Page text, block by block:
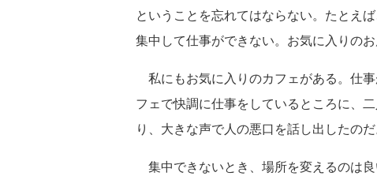
ということを忘れてはならない。たとえ
集中して仕事ができない。お気に入りの
私にもお気に入りのカフェがある。仕
フェで快調に仕事をしているところに、
り、大きな声で人の悪口を話し出したの
集中できないとき、場所を変えるのは